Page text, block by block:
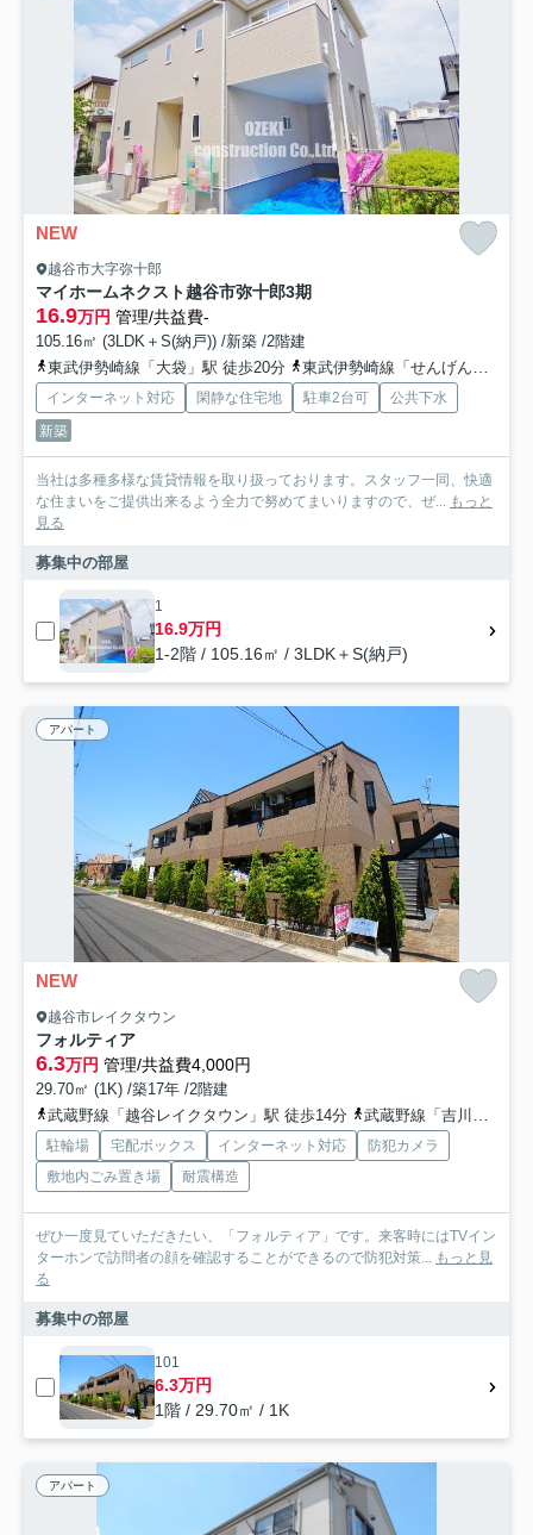
NEW
越谷市大字弥十郎
マイホームネクスト越谷市弥十郎3期
16.9万円 管理/共益費-
105.16㎡ (3LDK＋S(納戸)) /新築 /2階建
東武伊勢崎線「大袋」駅 徒歩20分
東武伊勢崎線「せんげん台」駅 徒歩31分
インターネット対応 閑静な住宅地 駐車2台可
公共下水
新築
当社は多種多様な賃貸情報を取り扱っております。スタッフ一同、快適
な住まいをご提供出来るよう全力で努めてまいりますので、ぜ... もっと
見る
募集中の部屋
1
16.9万円
1-2階 / 105.16㎡ / 3LDK＋S(納戸)
アパート
NEW
越谷市レイクタウン
フォルティア
6.3万円 管理/共益費4,000円
29.70㎡ (1K) /築17年 /2階建
武蔵野線「越谷レイクタウン」駅 徒歩14分
武蔵野線「吉川」駅 徒歩41分
駐輪場 宅配ボックス インターネット対応
防犯カメラ
敷地内ごみ置き場
耐震構造
ぜひ一度見ていただきたい、「フォルティア」です。来客時にはTVイン
ターホンで訪問者の顔を確認することができるので防犯対策... もっと見
る
募集中の部屋
101
6.3万円
1階 / 29.70㎡ / 1K
アパート